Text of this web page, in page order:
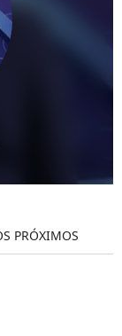
PRÓXIMOS